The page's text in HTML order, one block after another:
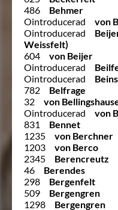
486
Behmer
Ointroducerad
von
Ointroducerad
Weissfelt)
604
von Beijer
Ointroducerad
Ointroducerad
782
Belfrage
32
von
Ointroducerad
von
831
Bennet
1235
von Berchner
1203
von Berco
2345
Berencreutz
46
Berendes
298
Bergenfelt
509
Bergengren
1298
Bergengren